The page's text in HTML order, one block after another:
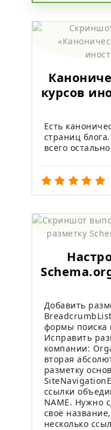
курсов
Есть
страниц
всего
Добавить
формы поиска
Исправить
компании:
вторая
разметку
ссылки
NAME. Нужно
своё
несколько